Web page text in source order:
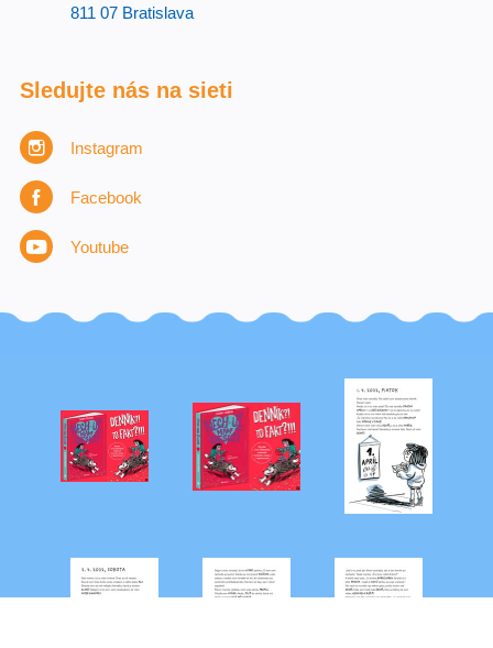
811 07 Bratislava
Sledujte nás na sieti
Instagram
Facebook
Youtube